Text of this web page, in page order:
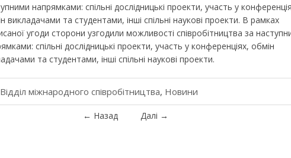
напрямками: спільні дослідницькі проекти, участь у
викладачами та студентами, інші спільні наукові проекти. В рамках
угоди сторони узгодили можливості співробітництва за
спільні дослідницькі проекти, участь у конференціях, обмін
та студентами, інші спільні наукові проекти.
Відділ міжнародного співробітництва, Новини
← Назад Далі →